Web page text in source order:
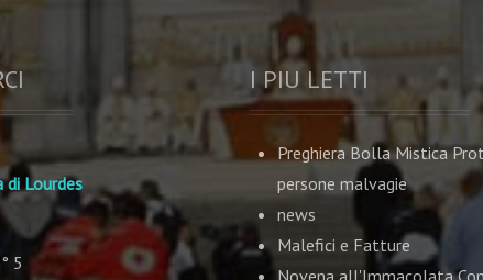
di Lourdes
5
I PIU LETTI
Preghiera Bolla Mistica
persone malvagie
news
Malefici e Fatture
Novena all'Immacolata